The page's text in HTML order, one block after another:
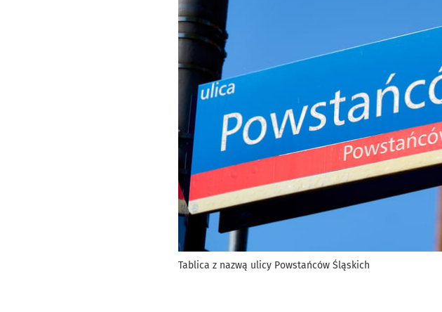
Tablica z nazwą ulicy Powstańców Śląskich